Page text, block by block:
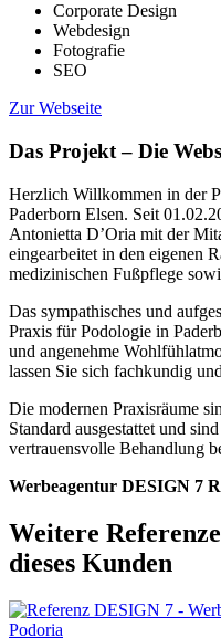
Corporate Design
Webdesign
Fotografie
SEO
Zur Webseite
Das Projekt – Die
Herzlich Willkommen in der
Paderborn Elsen. Seit
Antonietta D’Oria mit der
eingearbeitet in den eigenen
medizinischen Fußpflege
Das sympathisches und
Praxis für Podologie in
und angenehme
lassen Sie sich fachkundig
Die modernen Praxisräume
Standard ausgestattet und
vertrauensvolle Behandlung
Werbeagentur DESIGN 7
Weitere
dieses Kunden